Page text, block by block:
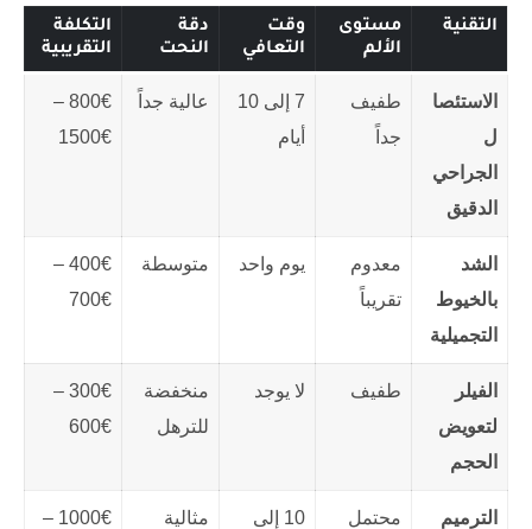
التقنية
مستوى
الألم
وقت
التعافي
دقة
النحت
التكلفة
التقريبية
الاستئصا
ل
الجراحي
الدقيق
طفيف
جداً
7 إلى 10
أيام
عالية جداً
800€ –
1500€
الشد
بالخيوط
التجميلية
معدوم
تقريباً
يوم واحد متوسطة
400€ –
700€
الفيلر
لتعويض
الحجم
طفيف لا يوجد
منخفضة
للترهل
300€ –
600€
الترميم
محتمل
10 إلى
مثالية
1000€ –